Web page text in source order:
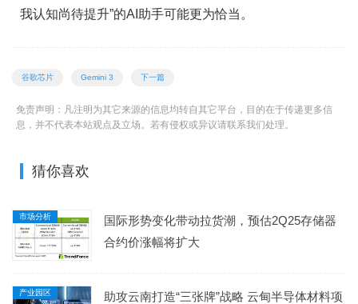
我认知尚待提升”的AI助手可能更为恰当。
谷歌芯片 Gemini 3 下一篇
免责声明：凡注明为其它来源的信息均转自其它平台，目的在于传递更多信
息，并不代表本站观点及立场。若有侵权或异议请联系我们处理。
猜你喜欢
市场分析
国际形势变化带动拉货潮，预估2Q25存储器
合约价涨幅将扩大
产业园区
助攻云南打造“三张牌”战略 云甸半导体材料项